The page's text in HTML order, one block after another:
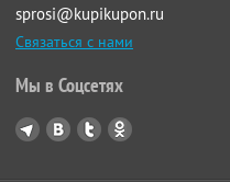
sprosi@kupikupon.ru
Связаться с нами
Мы в Соцсетях